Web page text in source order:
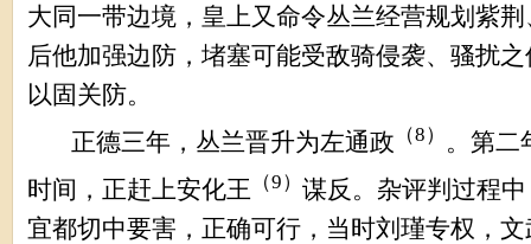
大同一带边境，皇上又命令丛兰经营规划紫
后他加强边防，堵塞可能受敌骑侵袭、骚扰
以固关防。
正德三年，丛兰晋升为左通政 （8） 。第二
时间，正赶上安化王 （9） 谋反。杂评判过程
宜都切中要害，正确可行，当时刘瑾专权，